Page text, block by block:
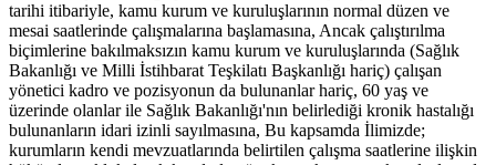
tarihi itibariyle, kamu kurum ve kuruluşlarının normal düzen ve
mesai saatlerinde çalışmalarına başlamasına, Ancak çalıştırılma
biçimlerine bakılmaksızın kamu kurum ve kuruluşlarında (Sağlık
Bakanlığı ve Milli İstihbarat Teşkilatı Başkanlığı hariç) çalışan
yönetici kadro ve pozisyonun da bulunanlar hariç, 60 yaş ve
üzerinde olanlar ile Sağlık Bakanlığı'nın belirlediği kronik hastalığı
bulunanların idari izinli sayılmasına, Bu kapsamda İlimizde;
kurumların kendi mevzuatlarında belirtilen çalışma saatlerine ilişkin